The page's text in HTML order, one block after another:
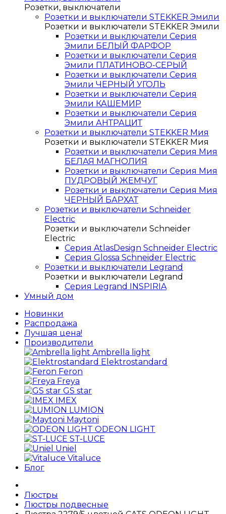
Розетки, выключатели
Розетки и выключатели STEKKER Эмили
Розетки и выключатели STEKKER Эмили
Розетки и выключатели Серия
Эмили БЕЛЫЙ ФАРФОР
Розетки и выключатели Серия
Эмили ПЛАТИНОВО-СЕРЫЙ
Розетки и выключатели Серия
Эмили ЧЕРНЫЙ УГОЛЬ
Розетки и выключатели Серия
Эмили КАШЕМИР
Розетки и выключатели Серия
Эмили АНТРАЦИТ
Розетки и выключатели STEKKER Мия
Розетки и выключатели STEKKER Мия
Розетки и выключатели Серия Мия
БЕЛАЯ МАГНОЛИЯ
Розетки и выключатели Серия Мия
ПУДРОВЫЙ ЖЕМЧУГ
Розетки и выключатели Серия Мия
ЧЕРНЫЙ БАРХАТ
Розетки и выключатели Schneider
Electric
Розетки и выключатели Schneider
Electric
Серия AtlasDesign Schneider Electric
Серия Glossa Schneider Electric
Розетки и выключатели Legrand
Розетки и выключатели Legrand
Серия Legrand INSPIRIA
Умный дом
Новинки
Распродажа
Лучшая цена!
Производители
Ambrella light
Elektrostandard
Feron
Freya
GS star
IMEX
LUMION
Maytoni
ODEON LIGHT
ST-LUCE
Uniel
Vitaluce
Блог
Люстры
Люстры подвесные